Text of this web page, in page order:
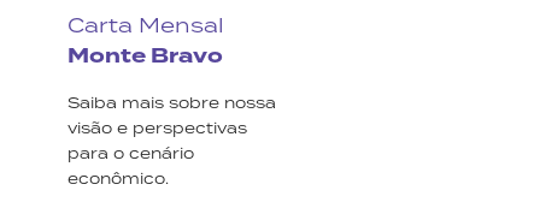
Carta Mensal
Monte Bravo
Saiba mais sobre nossa
visão e perspectivas
para o cenário
econômico.